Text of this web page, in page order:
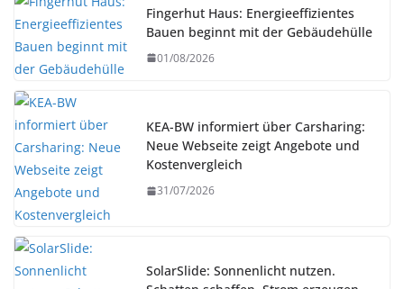
Fingerhut Haus: Energieeffizientes
Bauen beginnt mit der Gebäudehülle
01/08/2026
KEA-BW informiert über Carsharing:
Neue Webseite zeigt Angebote und
Kostenvergleich
31/07/2026
SolarSlide: Sonnenlicht nutzen.